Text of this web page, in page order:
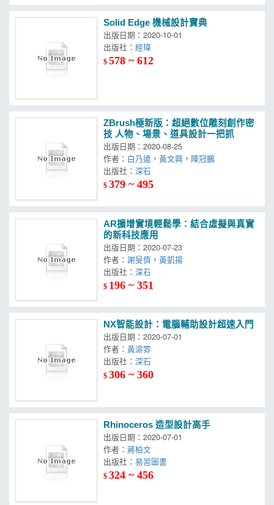
Solid Edge 機械設計寶典
出版日期：2020-10-01
出版社：經瑋
$578 ~ 612
ZBrush極新版：超絕數位雕刻創作密
技 人物、場景、道具設計一把抓
出版日期：2020-08-25
作者： 白乃遠 ，黃文興 ， 陳冠鵬
出版社：
$379 ~ 495
AR擴增實境輕鬆學：結合虛擬與真實
的新科技應用
出版日期：2020-07-23
作者：謝旻儕 ，黃凱揚
出版社：
$ 196 ~ 351
NX智能設計：電腦輔助設計超速入門
出版日期：2020-07-01
作者：黃渝雰
出版社：
$306 ~ 360
Rhinoceros 造型設計高手
出版日期：2020-07-01
作者：蔣柏文
出版社：
$324 ~ 456